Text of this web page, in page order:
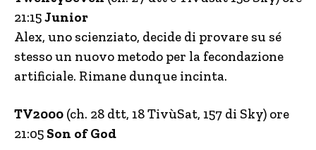
21:15Junior
Alex, uno scienziato, decide di provare su sé
stesso un nuovo metodo per la fecondazione
artificiale. Rimane dunque incinta.
TV2000 (ch. 28 dtt, 18 TivùSat, 157 di Sky) ore
21:05 Son of God